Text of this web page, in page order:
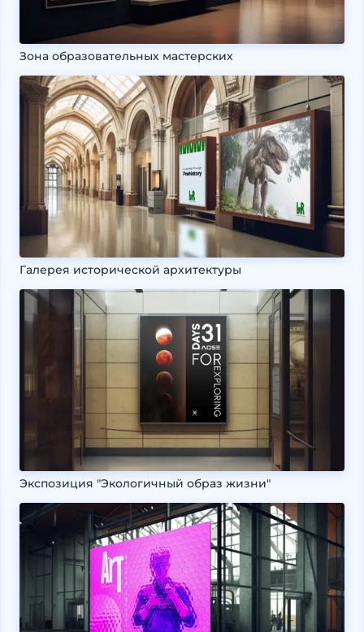
Зона образовательных мастерских
Галерея исторической архитектуры
Экспозиция "Экологичный образ жизни"